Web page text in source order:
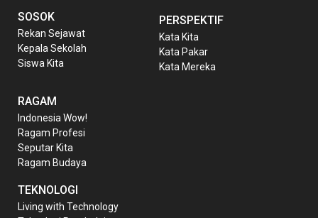
SOSOK
Rekan Sejawat
Kepala Sekolah
Siswa Kita
PERSPEKTIF
Kata Kita
Kata Pakar
Kata Mereka
RAGAM
Indonesia Wow!
Ragam Profesi
Seputar Kita
Ragam Budaya
TEKNOLOGI
Living with Technology